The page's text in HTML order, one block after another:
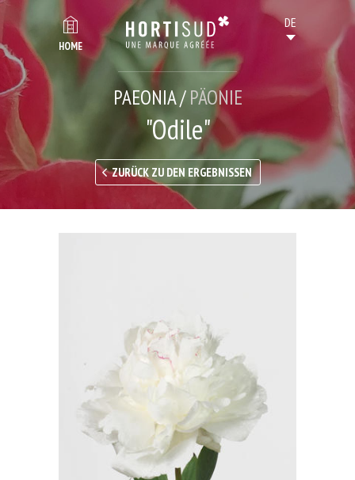
HOME
PAEONIA /PÄONIE
"Odile"
ZURÜCK ZU DEN ERGEBNISSEN